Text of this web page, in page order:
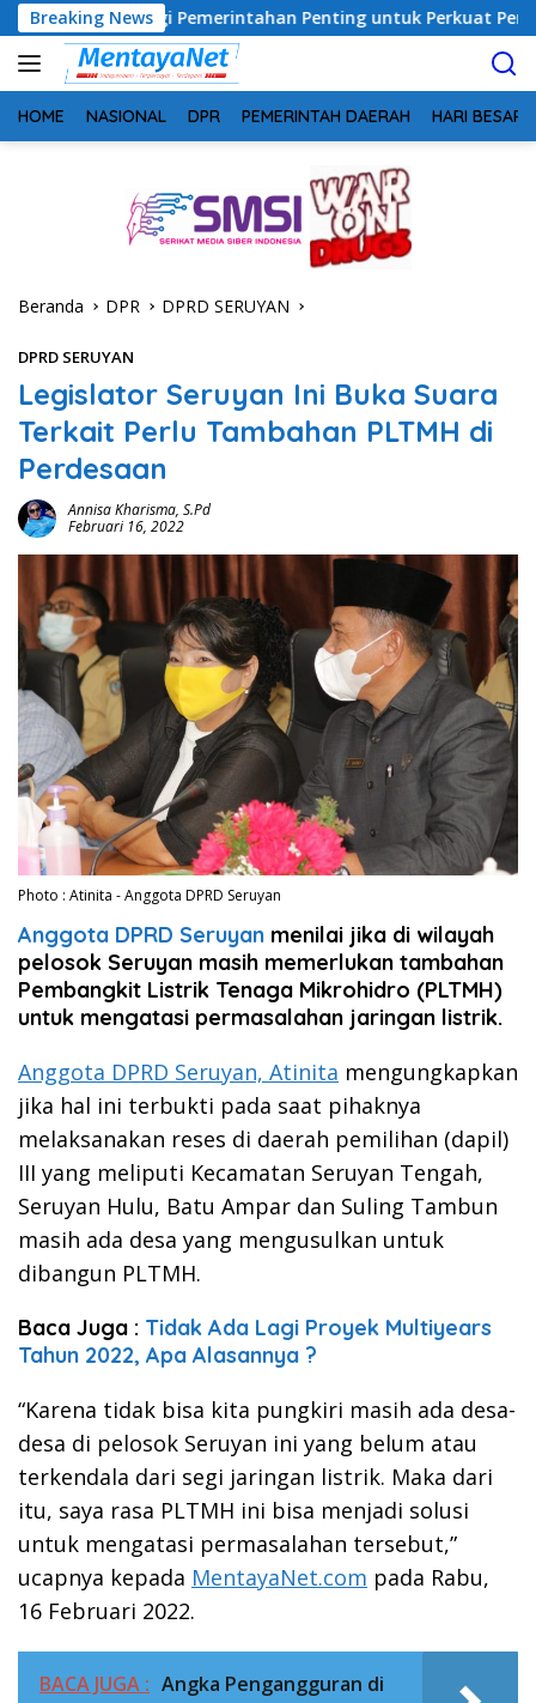
Langsung
ke
konten
Breaking News
Pemerintahan Penting untuk Perkuat Pembangunan Desa
HOME NASIONAL DPR PEMERINTAH DAERAH HARI BESAR
Beranda DPR DPRD SERUYAN
DPRD SERUYAN
Legislator Seruyan Ini Buka Suara
Terkait Perlu Tambahan PLTMH di
Perdesaan
Annisa Kharisma, S.Pd
Februari 16, 2022
Photo : Atinita - Anggota DPRD Seruyan
Anggota DPRD Seruyan menilai jika di wilayah
pelosok Seruyan masih memerlukan tambahan
Pembangkit Listrik Tenaga Mikrohidro (PLTMH)
untuk mengatasi permasalahan jaringan listrik.
Anggota DPRD Seruyan, Atinita mengungkapkan
jika hal ini terbukti pada saat pihaknya
melaksanakan reses di daerah pemilihan (dapil)
III yang meliputi Kecamatan Seruyan Tengah,
Seruyan Hulu, Batu Ampar dan Suling Tambun
masih ada desa yang mengusulkan untuk
dibangun PLTMH.
Baca Juga : Tidak Ada Lagi Proyek Multiyears
Tahun 2022, Apa Alasannya ?
“Karena tidak bisa kita pungkiri masih ada desa-
desa di pelosok Seruyan ini yang belum atau
terkendala dari segi jaringan listrik. Maka dari
itu, saya rasa PLTMH ini bisa menjadi solusi
untuk mengatasi permasalahan tersebut,”
ucapnya kepada MentayaNet.com pada Rabu,
16 Februari 2022.
BACA JUGA : Angka Pengangguran di